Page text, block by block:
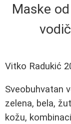
Maske
Vitko Radukić
Sveobuhvatan
zelena, bela,
kožu,